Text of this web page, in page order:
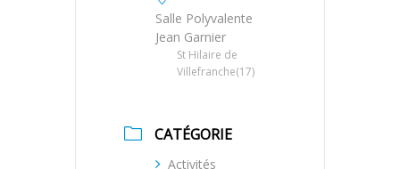
Salle Polyvalente
Jean Garnier
St Hilaire de
Villefranche(17)
CATÉGORIE
Activités